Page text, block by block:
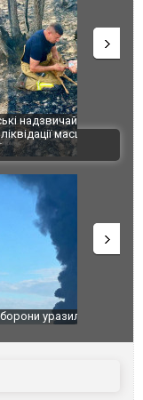
козуленя
пожежі у
СБУ за
Болгарії
НПЗ:
Неймар